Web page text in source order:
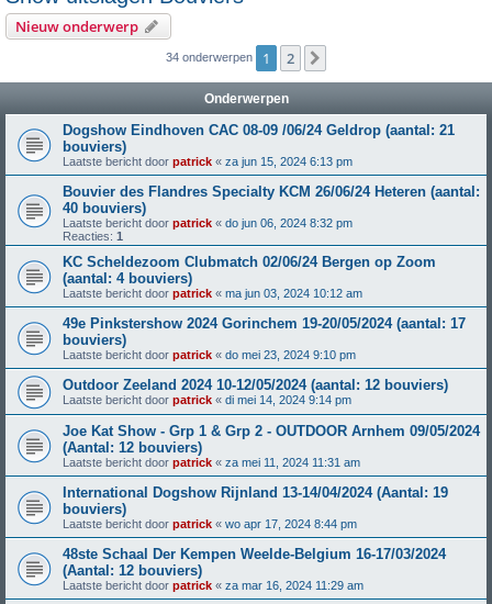
Nieuw onderwerp
34 onderwerpen 1 2
Onderwerpen
Dogshow Eindhoven CAC 08-09 /06/24 Geldrop (aantal: 21
bouviers)
Laatste bericht door patrick « za jun 15, 2024 6:13 pm
Bouvier des Flandres Specialty KCM 26/06/24 Heteren (aantal:
40 bouviers)
Laatste bericht door patrick « do jun 06, 2024 8:32 pm
Reacties: 1
KC Scheldezoom Clubmatch 02/06/24 Bergen op Zoom
(aantal: 4 bouviers)
Laatste bericht door patrick « ma jun 03, 2024 10:12 am
49e Pinkstershow 2024 Gorinchem 19-20/05/2024 (aantal: 17
bouviers)
Laatste bericht door patrick « do mei 23, 2024 9:10 pm
Outdoor Zeeland 2024 10-12/05/2024 (aantal: 12 bouviers)
Laatste bericht door patrick « di mei 14, 2024 9:14 pm
Joe Kat Show - Grp 1 & Grp 2 - OUTDOOR Arnhem 09/05/2024
(Aantal: 12 bouviers)
Laatste bericht door patrick « za mei 11, 2024 11:31 am
International Dogshow Rijnland 13-14/04/2024 (Aantal: 19
bouviers)
Laatste bericht door patrick « wo apr 17, 2024 8:44 pm
48ste Schaal Der Kempen Weelde-Belgium 16-17/03/2024
(Aantal: 12 bouviers)
Laatste bericht door patrick « za mar 16, 2024 11:29 am